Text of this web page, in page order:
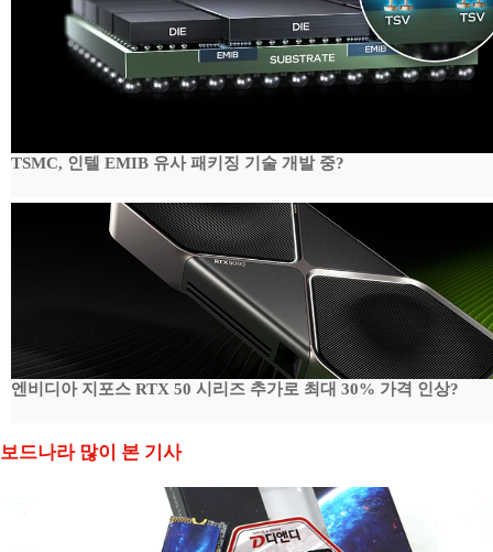
TSMC, 인텔 EMIB 유사 패키징 기술 개발 중?
엔비디아 지포스 RTX 50 시리즈 추가로 최대 30% 가격 인상?
보드나라 많이 본 기사